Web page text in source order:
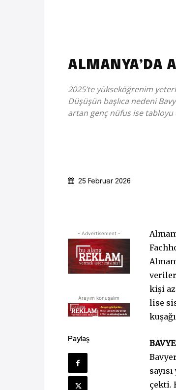
ALMANYA’DA
2025’te yükseköğrenim
Düşüşün başlıca nedeni
artan genç nüfus ise
25 Februar 2026
- Advertisement -
Arayım konuşalım
Paylaş
kişi
lise
çekti.